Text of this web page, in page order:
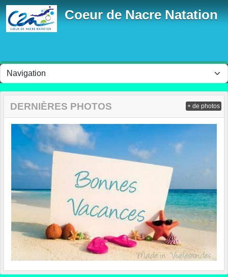
Coeur de Nacre Natation
DERNIÈRES PHOTOS + de photos
Panneau de gestion des cookies